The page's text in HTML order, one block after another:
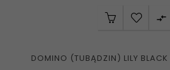

DOMINO (TUBĄDZIN) LILY BLACK